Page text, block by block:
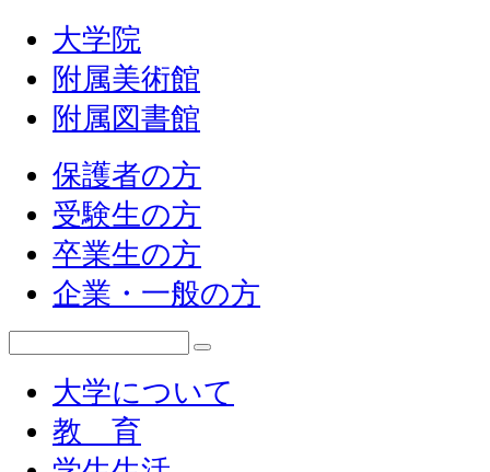
大学院
附属美術館
附属図書館
保護者の方
受験生の方
卒業生の方
企業・一般の方
大学について
教 育